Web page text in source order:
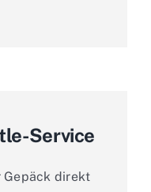
Service
Gepäck direkt